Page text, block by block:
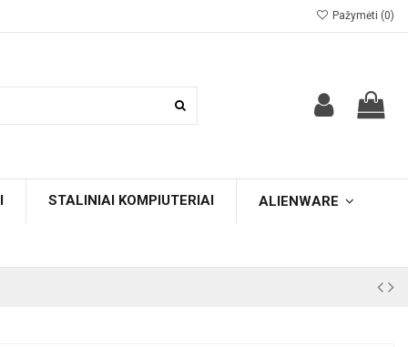
Pažymėti (0)
STALINIAI KOMPIUTERIAI ALIENWARE